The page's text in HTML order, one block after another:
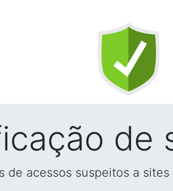
de
de acessos suspeitos a